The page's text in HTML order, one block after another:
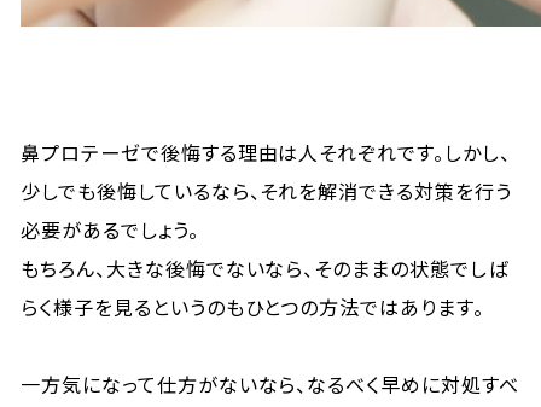
鼻プロテーゼで後悔する理由は人それぞれです。しかし、
少しでも後悔しているなら、それを解消できる対策を行う
必要があるでしょう。
もちろん、大きな後悔でないなら、そのままの状態でしば
らく様子を見るというのもひとつの方法ではあります。
一方気になって仕方がないなら、なるべく早めに対処すべ